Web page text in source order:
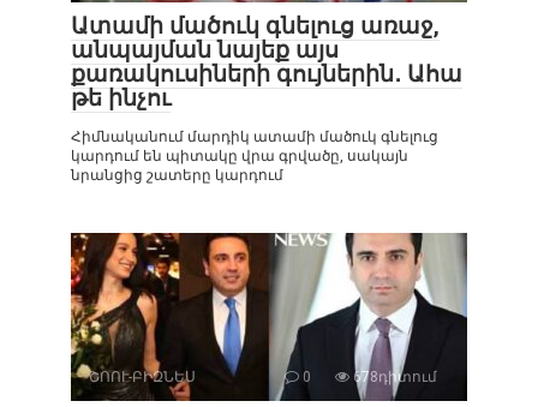
Ատամի մածուկ գնելուց առաջ,
անպայման նայեք այս
քառակուսիների գույներին․ Ահա
թե ինչու
Հիմնականում մարդիկ ատամի մածուկ գնելուց
կարդում են պիտակը վրա գրվածը, սակայն
նրանցից շատերը կարդում
ՇՈՈՒ-ԲԻԶՆԵՍ 0 678դիտում